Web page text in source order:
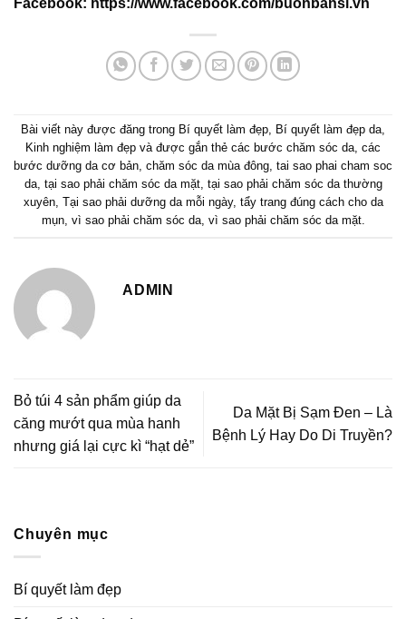
Facebook: https://www.facebook.com/buonbansi.vn
Bài viết này được đăng trong Bí quyết làm đẹp, Bí quyết làm đẹp da,
Kinh nghiệm làm đẹp và được gắn thẻ các bước chăm sóc da, các
bước dưỡng da cơ bản, chăm sóc da mùa đông, tai sao phai cham soc
da, tại sao phải chăm sóc da mặt, tại sao phải chăm sóc da thường
xuyên, Tại sao phải dưỡng da mỗi ngày, tẩy trang đúng cách cho da
mụn, vì sao phải chăm sóc da, vì sao phải chăm sóc da mặt.
ADMIN
Bỏ túi 4 sản phẩm giúp da
căng mướt qua mùa hanh
nhưng giá lại cực kì “hạt dẻ”
Da Mặt Bị Sạm Đen – Là
Bệnh Lý Hay Do Di Truyền?
Chuyên mục
Bí quyết làm đẹp